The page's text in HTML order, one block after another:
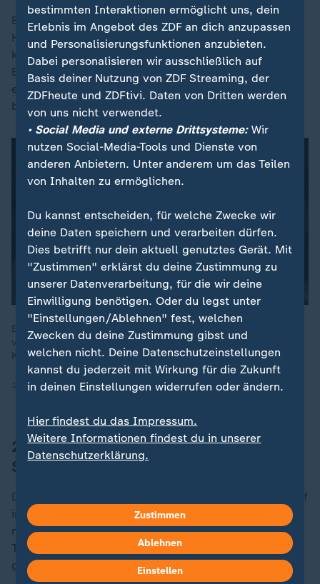
Ein mögliches Chaos hätte die Kontrolle des
Hausarrests erschweren und eine Flucht erleichtern
können, urteilte der Richter. Bolsonaro sagte den
Berichten zufolge, dass die Mahnwache 700 Meter
entfernt gewesen sei, sodass keine Fluchtmöglichkeit
bestanden habe.
Brasiliens Ex-Präsident Bolsonaro war im September aufgrund
von Atembeschwerden und niedrigem Blutdruck erneut im
Krankenhaus gekommen.
17.09.2025 | 0:22 min
27 Jahre Haft nach versuchtem
Staatsstreich
Das Gericht hatte den ultrarechten früheren Staatschef
im September wegen eines geplanten Umsturzes zu
mehr als 27 Jahren Gefängnis verurteilt. Vor wenigen
Tagen hatte das Oberste Gericht Bolsonaros Berufung
gegen das Urteil abgewiesen.
bestimmten Interaktionen ermöglicht uns, dein
Erlebnis im Angebot des ZDF an dich anzupassen
und Personalisierungsfunktionen anzubieten.
Dabei personalisieren wir ausschließlich auf
Basis deiner Nutzung von ZDF Streaming, der
ZDFheute und ZDFtivi. Daten von Dritten werden
von uns nicht verwendet.
• Social Media und externe Drittsysteme:Wir
nutzen Social-Media-Tools und Dienste von
anderen Anbietern. Unter anderem um das Teilen
von Inhalten zu ermöglichen.
Du kannst entscheiden, für welche Zwecke wir
deine Daten speichern und verarbeiten dürfen.
Dies betrifft nur dein aktuell genutztes Gerät. Mit
"Zustimmen" erklärst du deine Zustimmung zu
unserer Datenverarbeitung, für die wir deine
Einwilligung benötigen. Oder du legst unter
"Einstellungen/Ablehnen" fest, welchen
Zwecken du deine Zustimmung gibst und
welchen nicht. Deine Datenschutzeinstellungen
kannst du jederzeit mit Wirkung für die Zukunft
in deinen Einstellungen widerrufen oder ändern.
Hier findest du das Impressum.
Weitere Informationen findest du in unserer
Datenschutzerklärung.
Zustimmen
Ablehnen
Einstellen